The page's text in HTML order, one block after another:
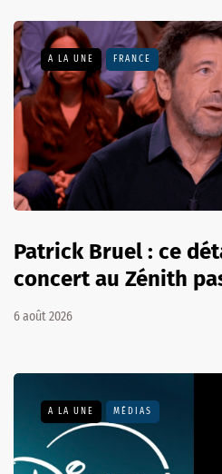
A LA UNE FRANCE
Patrick Bruel : ce
concert au Zénith
6 août 2026
A LA UNE MÉDIAS